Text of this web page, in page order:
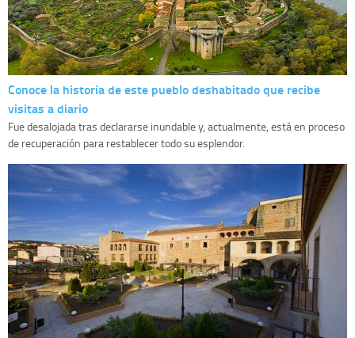
Conoce la historia de este pueblo deshabitado que recibe
visitas a diario
Fue desalojada tras declararse inundable y, actualmente, está en proceso
de recuperación para restablecer todo su esplendor.